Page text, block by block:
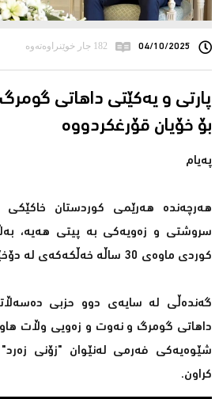
04/10/2025 182 جار خوێنراوەتەوە
پارتى و یەکێتى داهاتی
بۆ خۆیان قۆرغکردووە
پەیام
هەرچەندە هەرێمی كوردستان خاكێكی
سروشتی و زەویەكی بە پیتی هەیە،
كوردی ماوەی 30 ساڵە خەڵكەكەی لە دۆخێكی خراپی ئابووریدان.
گەندەڵی لە سایەی دوو حزبی
داهاتی گومرگ و نەوت و زەویی وڵات
شێوەیەكی فەرمی لەنێوان "زۆنی
كراون.